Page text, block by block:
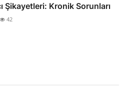
Şikayetleri: Kronik Sorunları
42